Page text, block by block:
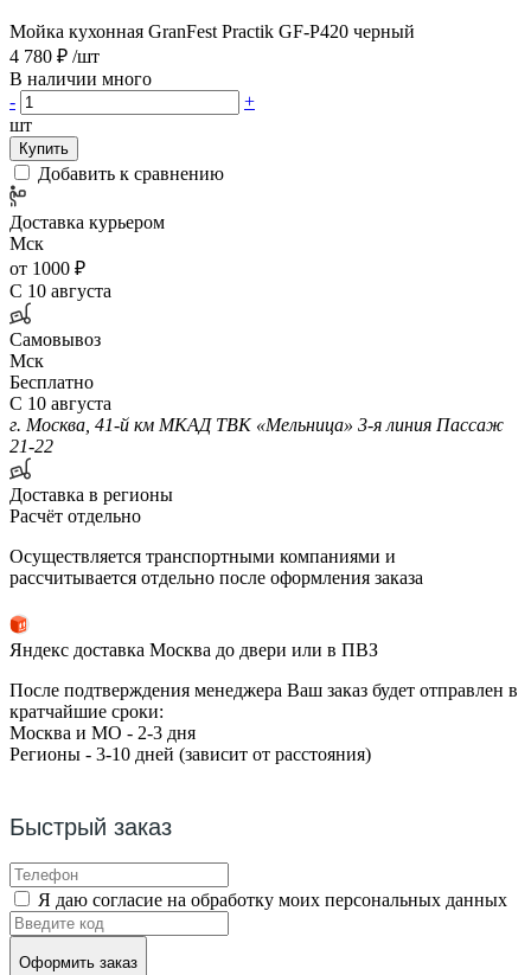
Мойка кухонная GranFest Practik GF-P420 черный
4 780 ₽ /шт
В наличии много
-
+
шт
Купить
Добавить к сравнению
Доставка курьером
Мск
от 1000 ₽
С 10 августа
Самовывоз
Мск
Бесплатно
С 10 августа
г. Москва, 41-й км МКАД ТВК «Мельница» 3-я линия Пассаж
21-22
Доставка в регионы
Расчёт отдельно
Осуществляется транспортными компаниями и
рассчитывается отдельно после оформления заказа
Яндекс доставка Москва до двери или в ПВЗ
После подтверждения менеджера Ваш заказ будет отправлен в
кратчайшие сроки:
Москва и МО - 2-3 дня
Регионы - 3-10 дней (зависит от расстояния)
Быстрый заказ
Я даю согласие на обработку моих персональных данных
Оформить заказ